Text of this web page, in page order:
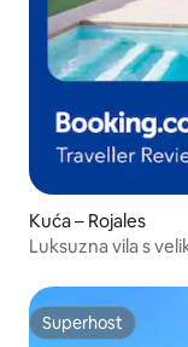
Kuća – Rojales
Luksuzna vila s
Superhost
Superhost